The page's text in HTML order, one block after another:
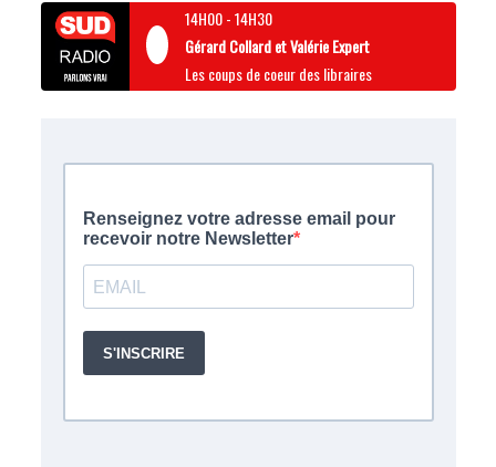
14H00-14H30
Gérard Collard et Valérie Expert
Les coups de coeur des libraires